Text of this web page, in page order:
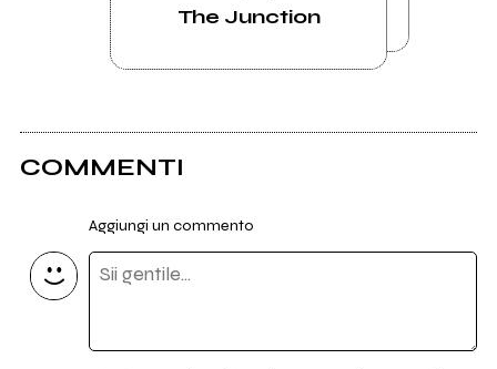
The Junction
COMMENTI
Aggiungi un commento